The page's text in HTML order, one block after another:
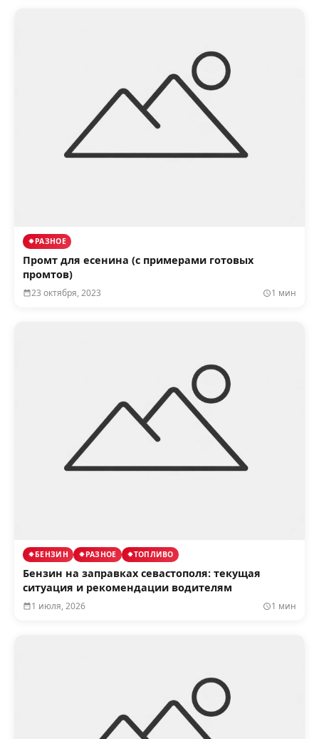
РАЗНОЕ
Промт для есенина (с примерами готовых
промтов)
23 октября, 2023 1 мин
БЕНЗИН РАЗНОЕ ТОПЛИВО
Бензин на заправках севастополя: текущая
ситуация и рекомендации водителям
1 июля, 2026 1 мин